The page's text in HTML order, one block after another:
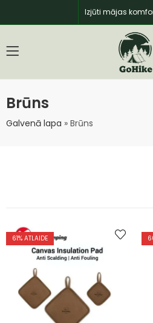
Izjūti mājas
Brūns
Galvenā lapa » Brūns
61% ATLAIDE